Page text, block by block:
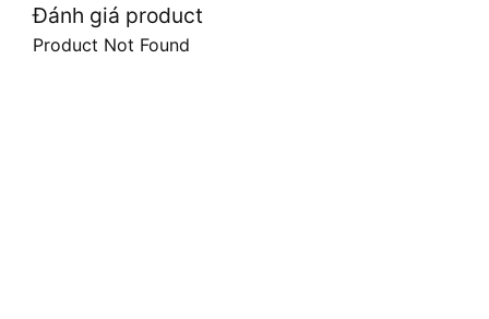
Đánh giá product
Product Not Found